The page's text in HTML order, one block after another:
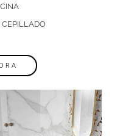
CEPILLADO